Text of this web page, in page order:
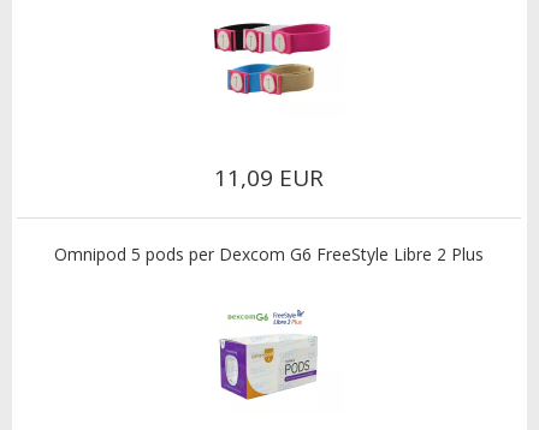
11,09 EUR
Omnipod 5 pods per Dexcom G6 FreeStyle Libre 2 Plus